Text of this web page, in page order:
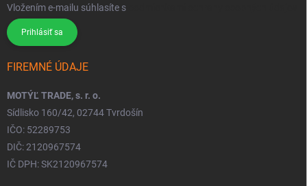
Vložením e-mailu súhlasíte s
Prihlásiť sa
FIREMNÉ ÚDAJE
MOTÝĽ TRADE, s. r. o.
Sídlisko 160/42, 02744 Tvrdošín
IČO: 52289753
DIČ: 2120967574
IČ DPH: SK2120967574